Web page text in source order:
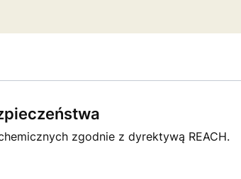
zgodnie z dyrektywą REACH.